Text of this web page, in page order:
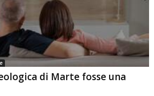
di Marte fosse una